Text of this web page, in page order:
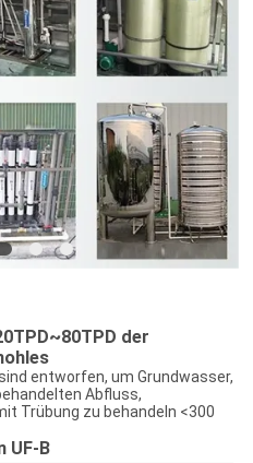
der
entworfen, um Grundwasser,
Abfluss,
Trübung zu behandeln <300
UF-B